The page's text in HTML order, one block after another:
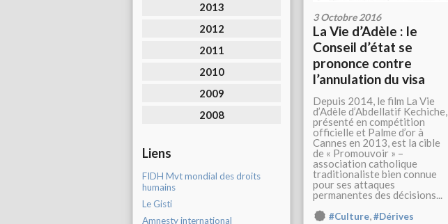
2013
2012
2011
2010
2009
2008
Liens
FIDH Mvt mondial des droits
humains
Le Gisti
Amnesty international
3 Octobre 2016
La Vie d’Adèle : le
Conseil d’état se
prononce contre
l’annulation du visa
Depuis 2014, le film La Vie
d’Adèle d’Abdellatif Kechiche,
présenté en compétition
officielle et Palme d’or à
Cannes en 2013, est la cible
de « Promouvoir » –
association catholique
traditionaliste bien connue
pour ses attaques
permanentes des décisions...
#Culture,#Dérives